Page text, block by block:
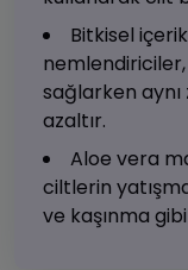
Bitkisel
sağlarken aynı
azaltır.
Aloe vera
ciltlerin
ve kaşınma